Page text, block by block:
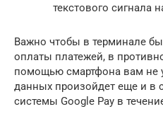
текстового сигнала
Важно чтобы в терминале
оплаты платежей, в
помощью смартфона вам не
данных произойдет еще и в
системы Google Pay в